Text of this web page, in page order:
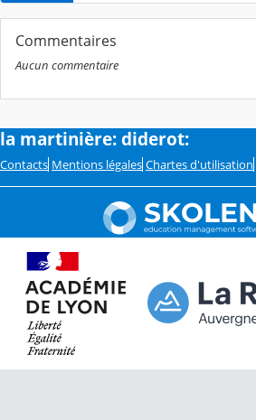
Commentaires
Aucun commentaire
la martinière: diderot:
Contacts Mentions légales Chartes d'utilisation